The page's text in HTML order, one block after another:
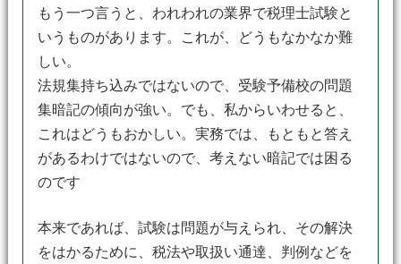
もう一つ言うと、われわれの業界で税理士試験と
いうものがあります。これが、どうもなかなか難
しい。
法規集持ち込みではないので、受験予備校の問題
集暗記の傾向が強い。でも、私からいわせると、
これはどうもおかしい。実務では、もともと答え
があるわけではないので、考えない暗記では困る
のです
本来であれば、試験は問題が与えられ、その解決
をはかるために、税法や取扱い通達、判例などを